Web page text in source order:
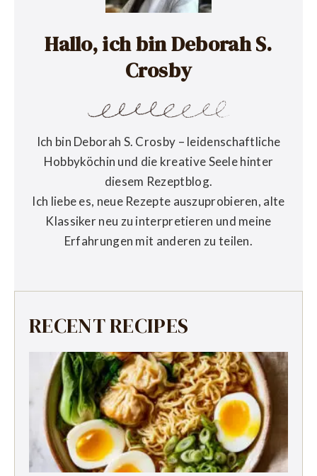
Hallo, ich bin Deborah S.
Crosby
Ich bin Deborah S. Crosby – leidenschaftliche
Hobbyköchin und die kreative Seele hinter
diesem Rezeptblog.
Ich liebe es, neue Rezepte auszuprobieren, alte
Klassiker neu zu interpretieren und meine
Erfahrungen mit anderen zu teilen.
RECENT RECIPES